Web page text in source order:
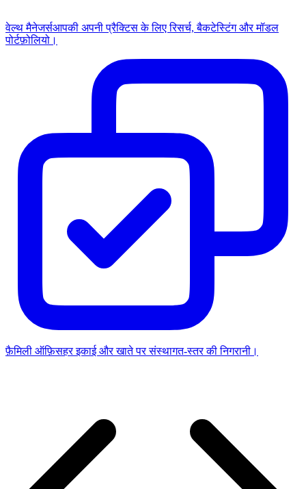
वेल्थ मैनेजर्सआपकी अपनी प्रैक्टिस के लिए रिसर्च, बैकटेस्टिंग और मॉडल
पोर्टफ़ोलियो।
फ़ैमिली ऑफ़िसहर इकाई और खाते पर संस्थागत-स्तर की निगरानी।